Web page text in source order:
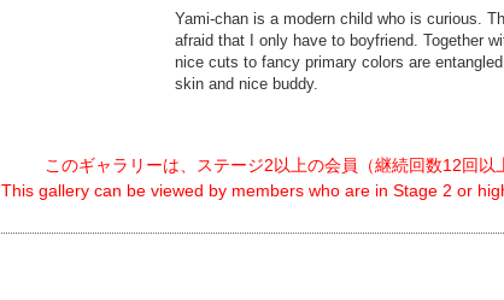
Yami-chan is a modern child who is curious.
afraid that I only have to boyfriend. Together
nice cuts to fancy primary colors are
skin and nice buddy.
このギャラリーは、ステージ2以上の会員（継続回数12回以
This gallery can be viewed by members who are in Stage 2 or